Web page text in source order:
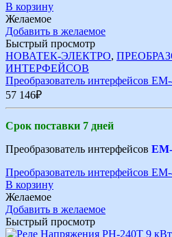
В корзину
Желаемое
Добавить в желаемое
Быстрый просмотр
НОВАТЕК-ЭЛЕКТРО,
ИНТЕРФЕЙСОВ
Преобразователь интерфейсов
57 146₽
Срок поставки 7 дней
Преобразователь интерфейсов ЕМ-
Преобразователь интерфейсов
В корзину
Желаемое
Добавить в желаемое
Быстрый просмотр